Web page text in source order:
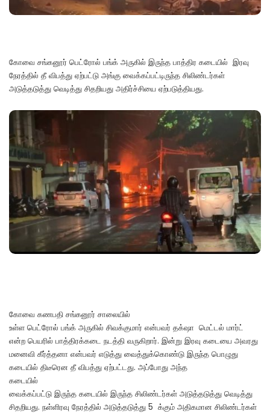
கோவை சங்கனூர் பெட்ரோல் பங்க் அருகில் இருந்த பாத்திர கடையில் இரவு
நேரத்தில் தீ விபத்து ஏற்பட்டு அங்கு வைக்கப்பட்டிருந்த சிலிண்டர்கள்
அடுத்தடுத்து வெடித்து சிதறியது அதிர்ச்சியை ஏற்படுத்தியது.
கோவை கணபதி சங்கனூர் சாலையில்
உள்ள பெட்ரோல் பங்க் அருகில் சிவக்குமார் என்பவர் தக்‌ஷா மெட்டல் மார்ட்
என்ற பெயரில் பாத்திரக்கடை நடத்தி வருகிறார். இன்று இரவு கடையை அவரது
மனைவி கீர்த்தனா என்பவர் எடுத்து வைத்துக்கொண்டு இருந்த பொழுது
கடையில் திடீரென தீ விபத்து ஏற்பட்டது. அப்போது அந்த
கடையில்
வைக்கப்பட்டு இருந்த கடையில் இருந்த சிலிண்டர்கள் அடுத்தடுத்து வெடித்து
சிதறியது. நள்ளிரவு நேரத்தில் அடுத்தடுத்து 5 க்கும் அதிகமான சிலிண்டர்கள்